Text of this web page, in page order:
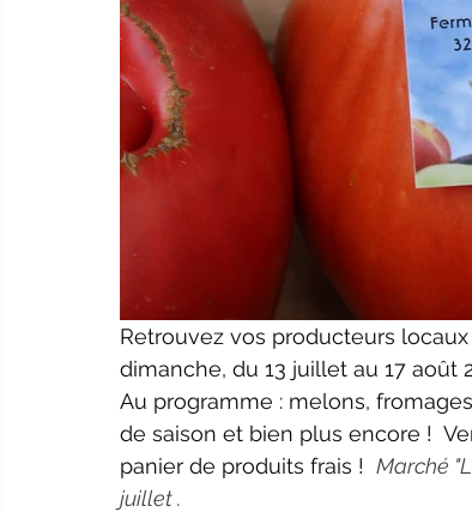
Retrouvez vos producteurs
dimanche, du 13 juillet au 17 août
Au programme : melons,
de saison et bien plus encore !
panier de produits frais ! Marché
juillet .